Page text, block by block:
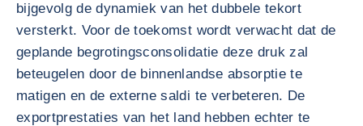
bijgevolg de dynamiek van het dubbele tekort
versterkt. Voor de toekomst wordt verwacht dat de
geplande begrotingsconsolidatie deze druk zal
beteugelen door de binnenlandse absorptie te
matigen en de externe saldi te verbeteren. De
exportprestaties van het land hebben echter te